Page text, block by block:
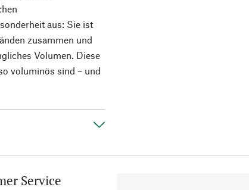
aus: Sie ist
zusammen und
Volumen. Diese
voluminös sind – und
Service